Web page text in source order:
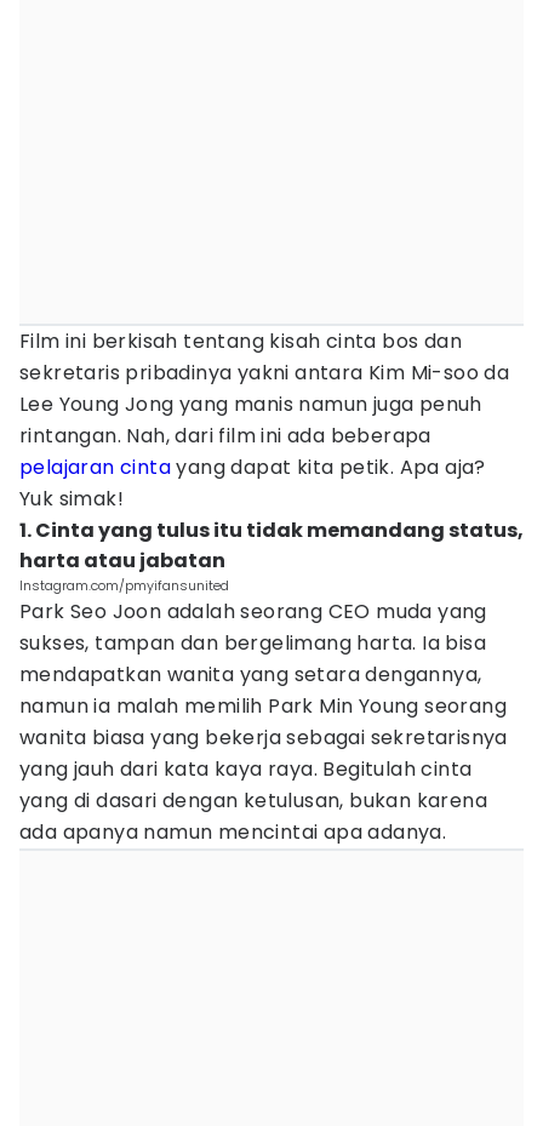
Film ini berkisah tentang kisah cinta bos dan
sekretaris pribadinya yakni antara Kim Mi-soo da
Lee Young Jong yang manis namun juga penuh
rintangan. Nah, dari film ini ada beberapa
pelajaran cintayang dapat kita petik. Apa aja?
Yuk simak!
1. Cinta yang tulus itu tidak memandang status,
harta atau jabatan
Instagram.com/pmyifansunited
Park Seo Joon adalah seorang CEO muda yang
sukses, tampan dan bergelimang harta. Ia bisa
mendapatkan wanita yang setara dengannya,
namun ia malah memilih Park Min Young seorang
wanita biasa yang bekerja sebagai sekretarisnya
yang jauh dari kata kaya raya. Begitulah cinta
yang di dasari dengan ketulusan, bukan karena
ada apanya namun mencintai apa adanya.